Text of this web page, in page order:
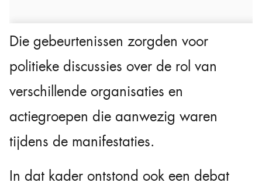
Die gebeurtenissen zorgden voor
politieke discussies over de rol van
verschillende organisaties en
actiegroepen die aanwezig waren
tijdens de manifestaties.
In dat kader ontstond ook een debat